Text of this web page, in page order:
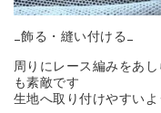
_飾る・縫い付ける_
周りにレース編みをあ
も素敵です
生地へ取り付けやすい